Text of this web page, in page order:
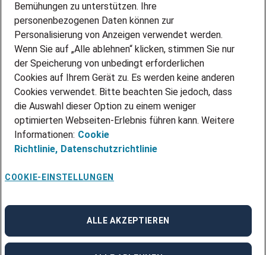
ÜBER UNS
STANDORTE
BLOG
PRESSE
KONTAKT
@Adecco 2026
IMPRESSUM
DATENSCHUTZ
NUTZUNGSBEDINGUNGEN
COOKIE-RICHTLINIEN
BESCHWERDESTELLE
linkedinFacebook
Instagram
Bemühungen zu unterstützen. Ihre
personenbezogenen Daten können zur
Personalisierung von Anzeigen verwendet werden.
Wenn Sie auf „Alle ablehnen“ klicken, stimmen Sie nur
der Speicherung von unbedingt erforderlichen
Cookies auf Ihrem Gerät zu. Es werden keine anderen
Cookies verwendet. Bitte beachten Sie jedoch, dass
die Auswahl dieser Option zu einem weniger
optimierten Webseiten-Erlebnis führen kann. Weitere
Informationen: Cookie
Richtlinie, Datenschutzrichtlinie
COOKIE-EINSTELLUNGEN
ALLE AKZEPTIEREN